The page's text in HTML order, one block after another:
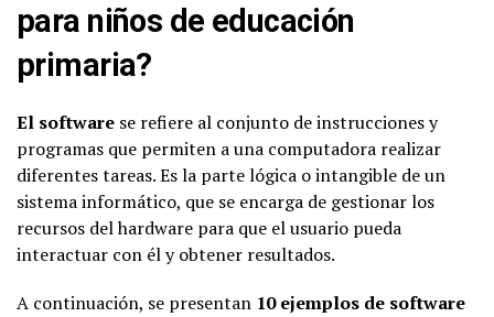
para niños de educación
primaria?
El software se refiere al conjunto de instrucciones y
programas que permiten a una computadora realizar
diferentes tareas. Es la parte lógica o intangible de un
sistema informático, que se encarga de gestionar los
recursos del hardware para que el usuario pueda
interactuar con él y obtener resultados.
A continuación, se presentan 10 ejemplos de software